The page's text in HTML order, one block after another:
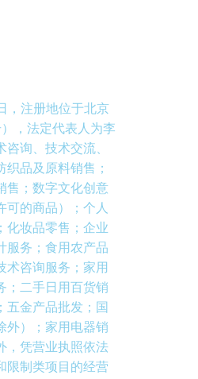
，注册地位于北京
，法定代表人为李
询、技术交流、
品及原料销售；
售；数字文化创意
可的商品）；个人
化妆品零售；企业
服务；食用农产品
术咨询服务；家用
；二手日用百货销
五金产品批发；国
外）；家用电器销
，凭营业执照依法
限制类项目的经营